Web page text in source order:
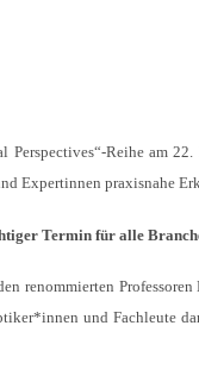
Reihe am
Expertinnen praxisnahe
Termin für alle
renommierten
und Fachleute